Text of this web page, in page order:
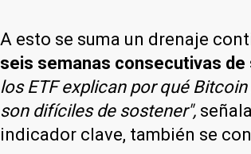
A esto se suma un drenaje
seis semanas consecutivas
los ETF explican por qué
son difíciles de sostener",
indicador clave, también se